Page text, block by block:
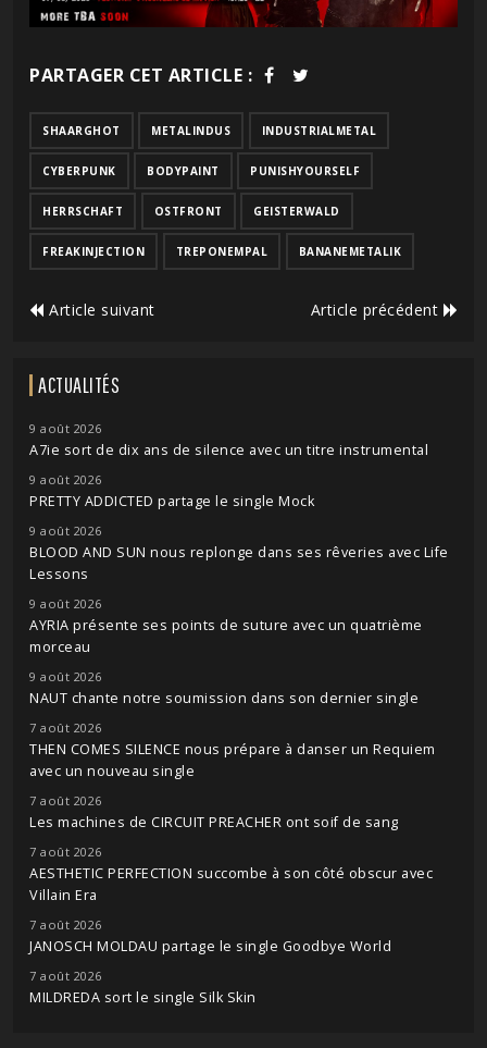
PARTAGER CET ARTICLE :
SHAARGHOT METALINDUS INDUSTRIALMETAL
CYBERPUNK BODYPAINT PUNISHYOURSELF
HERRSCHAFT OSTFRONT GEISTERWALD
FREAKINJECTION TREPONEMPAL BANANEMETALIK
Article suivant Article précédent
ACTUALITÉS
9 août 2026
A7ie sort de dix ans de silence avec un titre instrumental
9 août 2026
PRETTY ADDICTED partage le single Mock
9 août 2026
BLOOD AND SUN nous replonge dans ses rêveries avec Life
Lessons
9 août 2026
AYRIA présente ses points de suture avec un quatrième
morceau
9 août 2026
NAUT chante notre soumission dans son dernier single
7 août 2026
THEN COMES SILENCE nous prépare à danser un Requiem
avec un nouveau single
7 août 2026
Les machines de CIRCUIT PREACHER ont soif de sang
7 août 2026
AESTHETIC PERFECTION succombe à son côté obscur avec
Villain Era
7 août 2026
JANOSCH MOLDAU partage le single Goodbye World
7 août 2026
MILDREDA sort le single Silk Skin